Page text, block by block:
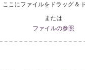
ここにファイルをドラッグ &
または
ファイルの参照